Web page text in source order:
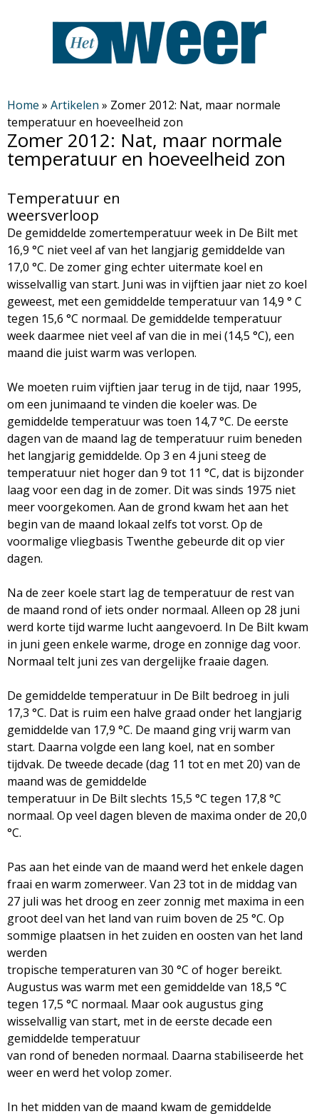
en
naar
algemene
inhoud
gaan
H
e
t
W
e
e
r
M
a
g
a
z
i
n
e
Home » Artikelen » Zomer 2012: Nat, maar normale
temperatuur en hoeveelheid zon
Zomer 2012: Nat, maar normale
temperatuur en hoeveelheid zon
Temperatuur en
weersverloop
De gemiddelde zomertemperatuur week in De Bilt met
16,9 °C niet veel af van het langjarig gemiddelde van
17,0 °C. De zomer ging echter uitermate koel en
wisselvallig van start. Juni was in vijftien jaar niet zo koel
geweest, met een gemiddelde temperatuur van 14,9 ° C
tegen 15,6 °C normaal. De gemiddelde temperatuur
week daarmee niet veel af van die in mei (14,5 °C), een
maand die juist warm was verlopen.
We moeten ruim vijftien jaar terug in de tijd, naar 1995,
om een junimaand te vinden die koeler was. De
gemiddelde temperatuur was toen 14,7 °C. De eerste
dagen van de maand lag de temperatuur ruim beneden
het langjarig gemiddelde. Op 3 en 4 juni steeg de
temperatuur niet hoger dan 9 tot 11 °C, dat is bijzonder
laag voor een dag in de zomer. Dit was sinds 1975 niet
meer voorgekomen. Aan de grond kwam het aan het
begin van de maand lokaal zelfs tot vorst. Op de
voormalige vliegbasis Twenthe gebeurde dit op vier
dagen.
Na de zeer koele start lag de temperatuur de rest van
de maand rond of iets onder normaal. Alleen op 28 juni
werd korte tijd warme lucht aangevoerd. In De Bilt kwam
in juni geen enkele warme, droge en zonnige dag voor.
Normaal telt juni zes van dergelijke fraaie dagen.
De gemiddelde temperatuur in De Bilt bedroeg in juli
17,3 °C. Dat is ruim een halve graad onder het langjarig
gemiddelde van 17,9 °C. De maand ging vrij warm van
start. Daarna volgde een lang koel, nat en somber
tijdvak. De tweede decade (dag 11 tot en met 20) van de
maand was de gemiddelde
temperatuur in De Bilt slechts 15,5 °C tegen 17,8 °C
normaal. Op veel dagen bleven de maxima onder de 20,0
°C.
Pas aan het einde van de maand werd het enkele dagen
fraai en warm zomerweer. Van 23 tot in de middag van
27 juli was het droog en zeer zonnig met maxima in een
groot deel van het land van ruim boven de 25 °C. Op
sommige plaatsen in het zuiden en oosten van het land
werden
tropische temperaturen van 30 °C of hoger bereikt.
Augustus was warm met een gemiddelde van 18,5 °C
tegen 17,5 °C normaal. Maar ook augustus ging
wisselvallig van start, met in de eerste decade een
gemiddelde temperatuur
van rond of beneden normaal. Daarna stabiliseerde het
weer en werd het volop zomer.
In het midden van de maand kwam de gemiddelde